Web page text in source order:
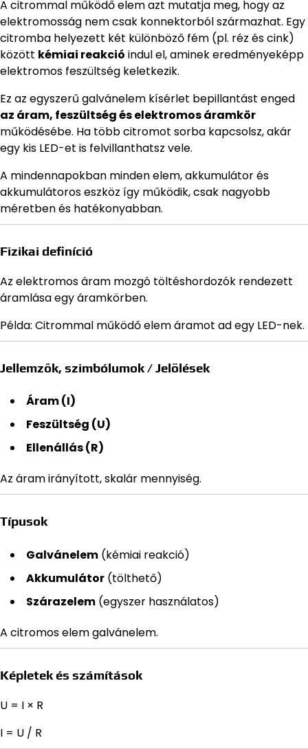
A citrommal működő elem azt mutatja meg, hogy az
elektromosság nem csak konnektorból származhat. Egy
citromba helyezett két különböző fém (pl. réz és cink)
között kémiai reakció indul el, aminek eredményeképp
elektromos feszültség keletkezik.
Ez az egyszerű galvánelem kísérlet bepillantást enged
az áram, feszültség és elektromos áramkör
működésébe. Ha több citromot sorba kapcsolsz, akár
egy kis LED-et is felvillanthatsz vele.
A mindennapokban minden elem, akkumulátor és
akkumulátoros eszköz így működik, csak nagyobb
méretben és hatékonyabban.
Fizikai definíció
Az elektromos áram mozgó töltéshordozók rendezett
áramlása egy áramkörben.
Példa: Citrommal működő elem áramot ad egy LED-nek.
Jellemzők, szimbólumok / Jelölések
Áram (I)
Feszültség (U)
Ellenállás (R)
Az áram irányított, skalár mennyiség.
Típusok
Galvánelem (kémiai reakció)
Akkumulátor (tölthető)
Szárazelem (egyszer használatos)
A citromos elem galvánelem.
Képletek és számítások
U = I × R
I = U / R